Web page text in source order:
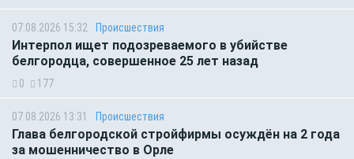
07.08.2026 15:32 Происшествия
Интерпол ищет подозреваемого в убийстве
белгородца, совершенное 25 лет назад
0 177
07.08.2026 13:31 Происшествия
Глава белгородской стройфирмы осуждён на 2 года
за мошенничество в Орле